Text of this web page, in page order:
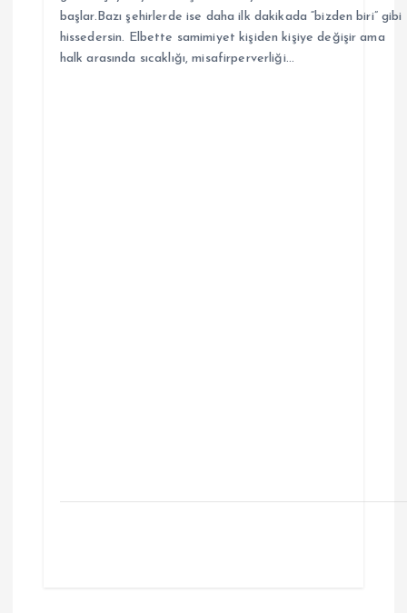
başlar.Bazı şehirlerde ise daha ilk dakikada “bizden biri” gibi
hissedersin. Elbette samimiyet kişiden kişiye değişir ama
halk arasında sıcaklığı, misafirperverliği…